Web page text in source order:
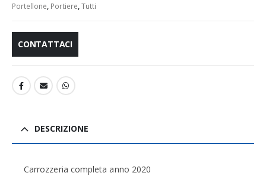
Portellone, Portiere,Tutti
CONTATTACI
DESCRIZIONE
Carrozzeria completa anno 2020